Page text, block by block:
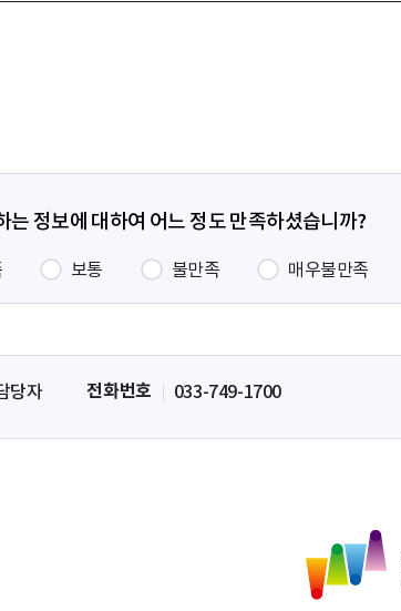
는 정보에 대하여 어느 정도 만족하셨습니까?
보통 불만족 매우불만족
당자 전화번호 033-749-1700
주
시